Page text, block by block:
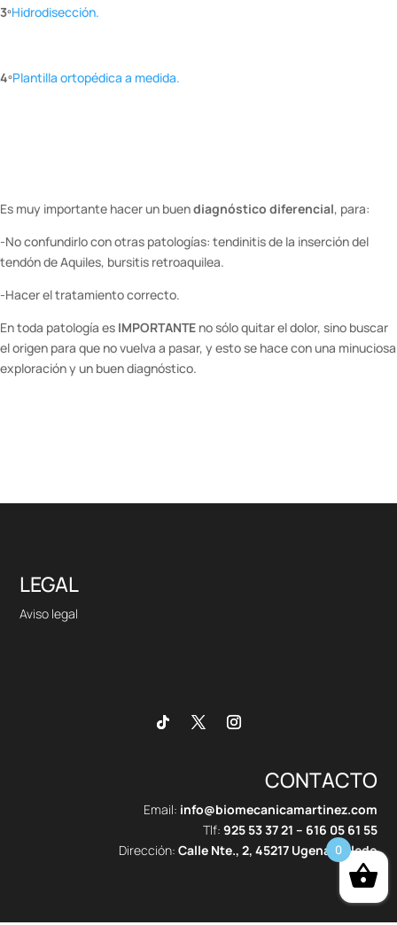
3ºHidrodisección.
4ºPlantilla ortopédica a medida.
Es muy importante hacer un buendiagnóstico diferencial, para:
-No confundirlo con otras patologías: tendinitis de la inserción del
tendón de Aquiles, bursitis retroaquilea.
-Hacer el tratamiento correcto.
En toda patología es IMPORTANTE no sólo quitar el dolor, sino buscar
el origen para que no vuelva a pasar, y esto se hace con una minuciosa
exploración y un buen diagnóstico.
LEGAL
Aviso legal
CONTACTO
Email: info@biomecanicamartinez.com
Tlf: 925 53 37 21 – 616 05 61 55
Dirección: Calle Nte., 2, 45217 Ugena, Toledo
0